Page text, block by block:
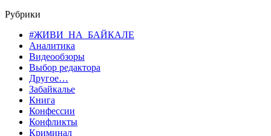
Рубрики
#ЖИВИ_НА_БАЙКАЛЕ
Аналитика
Видеообзоры
Выбор редактора
Другое…
Забайкалье
Книга
Конфессии
Конфликты
Криминал